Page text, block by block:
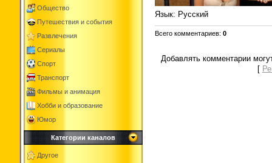
Общество
Путешествия и события
Развлечения
Сериалы
Спорт
Транспорт
Фильмы и анимация
Хобби и образование
Юмор
Категории каналов
Другое
Язык: Русский
Всего комментариев: 0
Добавлять комментарии
[